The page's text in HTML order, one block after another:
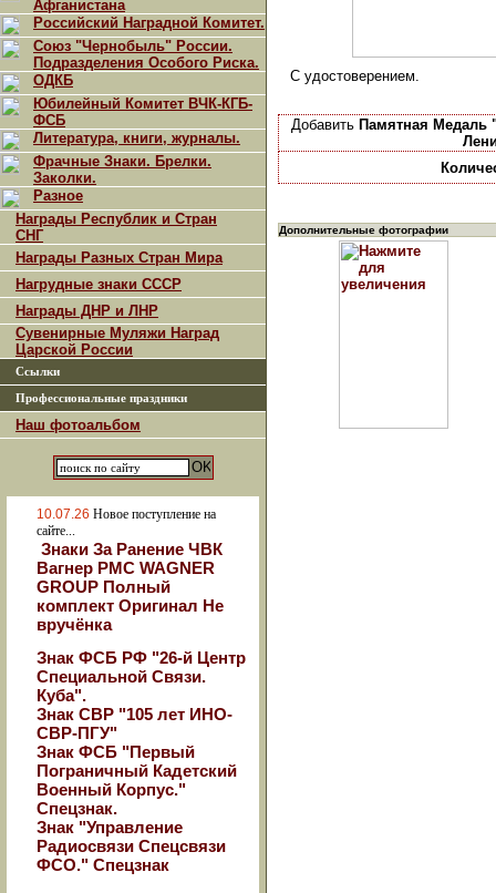
Афганистана
Российский Наградной Комитет.
Союз "Чернобыль" России.
Подразделения Особого Риска.
ОДКБ
Юбилейный Комитет ВЧК-КГБ-
ФСБ
Литература, книги, журналы.
Фрачные Знаки. Брелки.
Заколки.
Разное
Награды Республик и Стран
СНГ
Награды Разных Стран Мира
Нагрудные знаки СССР
Награды ДНР и ЛНР
Сувенирные Муляжи Наград
Царской России
Ссылки
Профессиональные праздники
Наш фотоальбом
10.07.26 Новое поступление на
сайте...
Знаки За Ранение ЧВК
Вагнер РМС WAGNER
GROUP Полный
комплект Оригинал Не
вручёнка
Знак ФСБ РФ "26-й Центр
Специальной Связи.
Куба".
Знак СВР "105 лет ИНО-
СВР-ПГУ"
Знак ФСБ "Первый
Пограничный Кадетский
Военный Корпус."
Спецзнак.
Знак "Управление
Радиосвязи Спецсвязи
ФСО." Спецзнак
С удостоверением.
Добавить Памятная Медаль
Дополнительные фотографии